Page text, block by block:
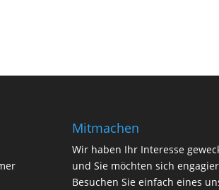
Mitmachen
Wir haben Ihr Interesse
und Sie möchten sich
Besuchen Sie einfach eines